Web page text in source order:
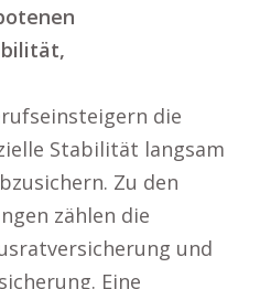
die
Stabilität langsam
Zu den
zählen die
und
Eine